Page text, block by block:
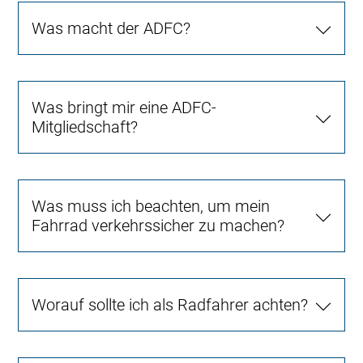
Was macht der ADFC?
Was bringt mir eine ADFC-
Mitgliedschaft?
Was muss ich beachten, um mein
Fahrrad verkehrssicher zu machen?
Worauf sollte ich als Radfahrer achten?